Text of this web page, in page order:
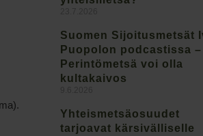
Suomen Sijoitusmetsät
Puopolon podcastissa –
Perintömetsä voi olla
kultakaivos
Yhteismetsäosuudet
tarjoavat kärsivälliselle